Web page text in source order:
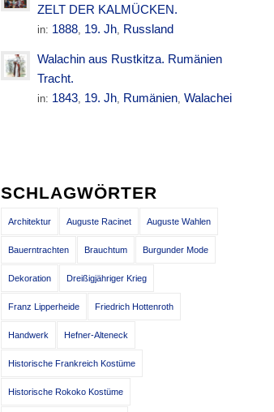
ZELT DER KALMÜCKEN.
in: 1888, 19. Jh, Russland
Walachin aus Rustkitza. Rumänien
Tracht.
in: 1843, 19. Jh, Rumänien,Walachei
SCHLAGWÖRTER
Architektur Auguste Racinet Auguste Wahlen
Bauerntrachten Brauchtum Burgunder Mode
Dekoration Dreißigjähriger Krieg
Franz Lipperheide Friedrich Hottenroth
Handwerk Hefner-Alteneck
Historische Frankreich Kostüme
Historische Rokoko Kostüme